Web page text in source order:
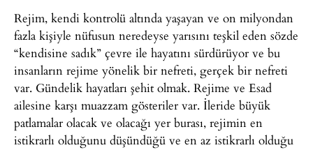
Rejim, kendi kontrolü altında yaşayan ve on milyondan
fazla kişiyle nüfusun neredeyse yarısını teşkil eden sözde
“kendisine sadık” çevre ile hayatını sürdürüyor ve bu
insanların rejime yönelik bir nefreti, gerçek bir nefreti
var. Gündelik hayatları şehit olmak. Rejime ve Esad
ailesine karşı muazzam gösteriler var. İleride büyük
patlamalar olacak ve olacağı yer burası, rejimin en
istikrarlı olduğunu düşündüğü ve en az istikrarlı olduğu